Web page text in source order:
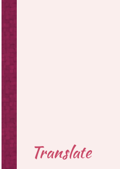
Translate